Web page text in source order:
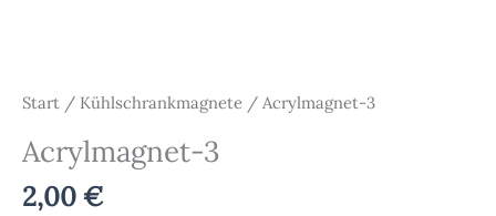
Start / Kühlschrankmagnete / Acrylmagnet-3
Acrylmagnet-3
2,00€